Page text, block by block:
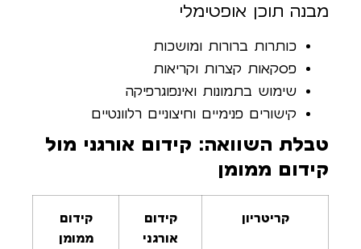
מבנה תוכן אופטימלי
כותרות ברורות ומושכות
פסקאות קצרות וקריאות
שימוש בתמונות ואינפוגרפיקה
קישורים פנימיים וחיצוניים רלוונטיים
טבלת השוואה: קידום אורגני מול
קידום ממומן
קריטריון
קידום
אורגני
קידום
ממומן